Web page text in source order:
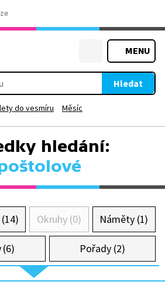
MENU
Hledat
lety do vesmíru Měsíc
hledání:
Okruhy (0) Náměty (1)
(6) Pořady (2)